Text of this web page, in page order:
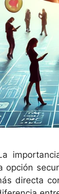
La
opción
directa